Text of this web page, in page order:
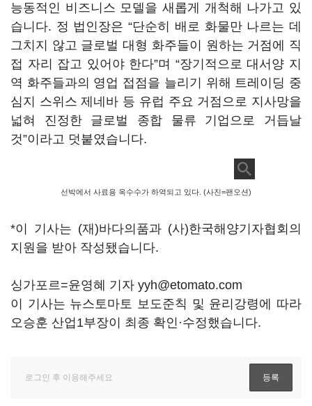
능동적인 비즈니스 모델을 새롭게 개척해 나가고 있
습니다. 정 법인장은 “단순히 배로 화물만 나르는 데
그치지 않고 글로벌 대형 화주들이 원하는 거점에 직
접 자리 잡고 있어야 한다”며 “장기적으로 대서양 지
역 화주들과의 영업 접점을 늘리기 위해 트레이딩 중
심지 스위스 제네바 등 유럽 주요 거점으로 지사망을
넓혀 진정한 글로벌 종합 물류 기업으로 거듭날
것”이라고 덧붙였습니다.
선박에서 사료용 옥수수가 하역되고 있다. (사진=팬오션)
*이 기사는 (재)바다의품과 (사)한국해양기자협회의
지원을 받아 작성됐습니다.
싱가포르=윤영혜 기자 yyh@etomato.com
이 기사는 뉴스토마토 보도준칙 및 윤리강령에 따라
오승훈 산업1부장이 최종 확인·수정했습니다.